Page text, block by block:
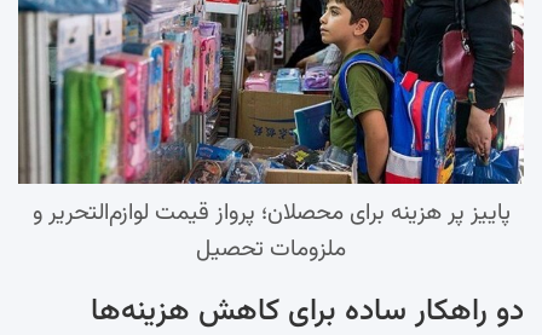
پاییز پر هزینه برای محصلان؛ پرواز قیمت لوازم‌التحریر و
ملزومات تحصیل
دو راهکار ساده برای کاهش هزینه‌ها